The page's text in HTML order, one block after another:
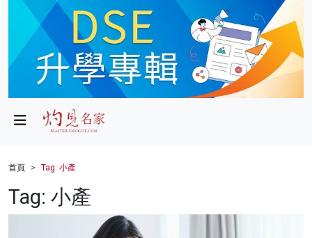
政局
財經
健康
首頁 Tag: 小產
Tag: 小產